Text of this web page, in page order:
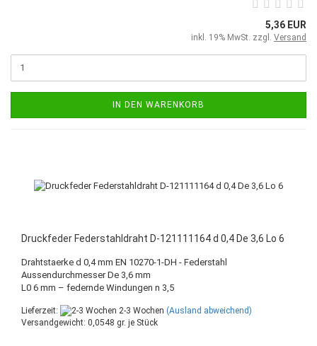
5,36 EUR
inkl. 19% MwSt. zzgl. Versand
IN DEN WARENKORB
Druckfeder Federstahldraht D-121111164 d 0,4 De 3,6 Lo 6
Drahtstaerke d 0,4 mm EN 10270-1-DH - Federstahl
Aussendurchmesser De 3,6 mm
L0 6 mm – federnde Windungen n 3,5
Lieferzeit: 2-3 Wochen (Ausland abweichend)
Versandgewicht: 0,0548 gr. je Stück